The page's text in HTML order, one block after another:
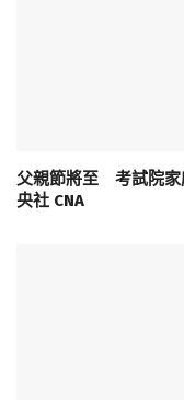
父親節將至 考試院家
央社 CNA